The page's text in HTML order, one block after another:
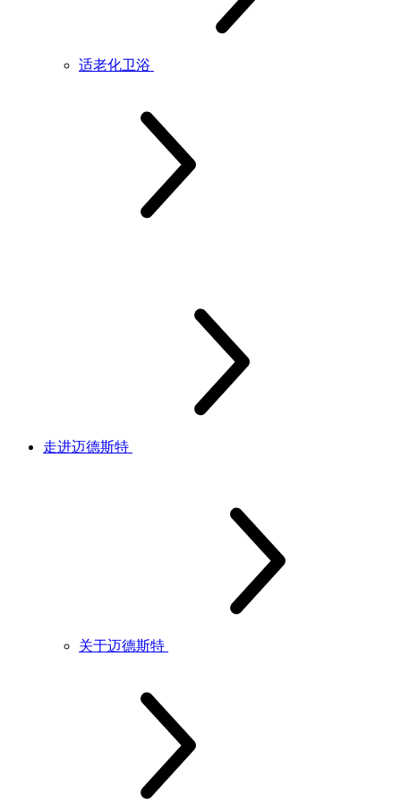
适老化卫浴
走进迈德斯特
关于迈德斯特